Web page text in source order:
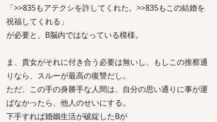
「>>835もアテクシを許してくれた。>>835もこの結婚を
祝福してくれる」
が必要と、B脳内ではなっている模様。
ま、貴女がそれに付き合う必要は無いし、もしこの推察通
りなら、スルーが最高の復讐だし。
ただ、この手の身勝手な人間は、自分の思い通りに事が運
ばなかったら、他人のせいにする。
下手すれば婚姻生活が破綻したBが